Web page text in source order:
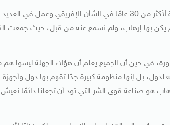
وفيما يتعلق بملف الإرهاب بالقارة، قال السفير وائل نصر -الذي يحمل خبرة لأكثر من 30 عامًا في الشأن الإفريقي وعمل في
لم يكن بها إرهاب، ولم نسمع عنه من قبل، حيث جمعت
في حين أن الجميع يعلم أن هؤلاء الجهلة ليسوا
بل إنها منظومة كبيرة جدًا تقوم بها دول وأجهزة
هو صناعة قوى الشر التي تود أن تجعلنا دائمًا